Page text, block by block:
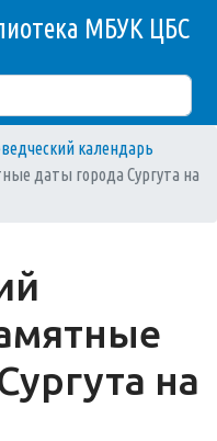
МБУК ЦБС
календарь
даты города Сургута на
на